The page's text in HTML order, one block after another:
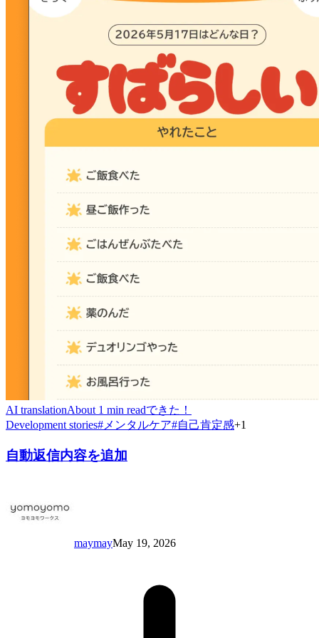
AI translationAbout 1 min readできた！
Development stories# メンタルケア#自己肯定感+1
自動返信内容を追加
maymayMay 19, 2026